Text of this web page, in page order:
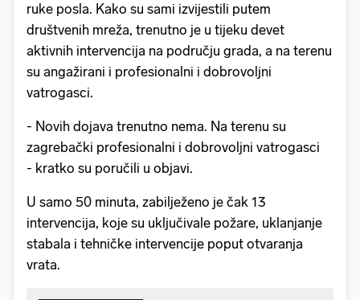
ruke posla. Kako su sami izvijestili putem
društvenih mreža, trenutno je u tijeku devet
aktivnih intervencija na području grada, a na terenu
su angažirani i profesionalni i dobrovoljni
vatrogasci.
- Novih dojava trenutno nema. Na terenu su
zagrebački profesionalni i dobrovoljni vatrogasci
- kratko su poručili u objavi.
U samo 50 minuta, zabilježeno je čak 13
intervencija, koje su uključivale požare, uklanjanje
stabala i tehničke intervencije poput otvaranja
vrata.